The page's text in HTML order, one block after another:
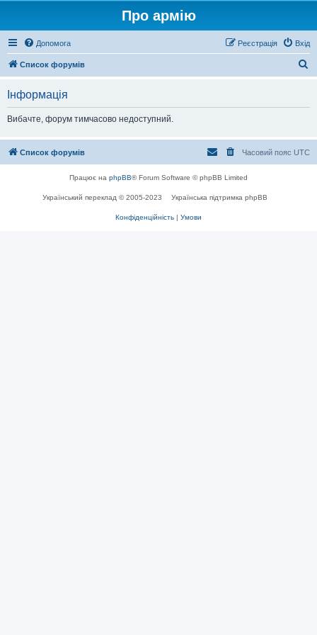
Про армію
Допомога Вхід
Реєстрація
Список форумів
Інформація
Вибачте, форум тимчасово недоступний.
Список форумів Часовий пояс UTC
Працює на phpBB® Forum Software © phpBB Limited
Український переклад © 2005-2023 Українська підтримка phpBB
Конфіденційність | Умови